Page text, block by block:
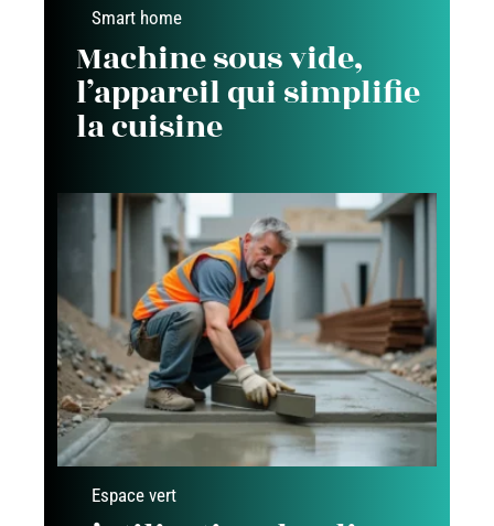
Smart home
Machine sous vide,
l’appareil qui simplifie
la cuisine
Espace vert